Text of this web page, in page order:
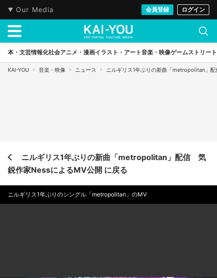
Our Media 会員登録 ログイン
本・文芸情報化社会アニメ・漫画イラスト・アート音楽・映像ゲームストリート
KAI-YOU 音楽・映像 ニュース ニルギリス1年ぶりの新曲「metropolitan」
ニルギリス1年ぶりの新曲「metropolitan」配信 気
鋭作家NessによるMV公開 に戻る
ニルギリス1年ぶりのシングル「metropolitan」のMV